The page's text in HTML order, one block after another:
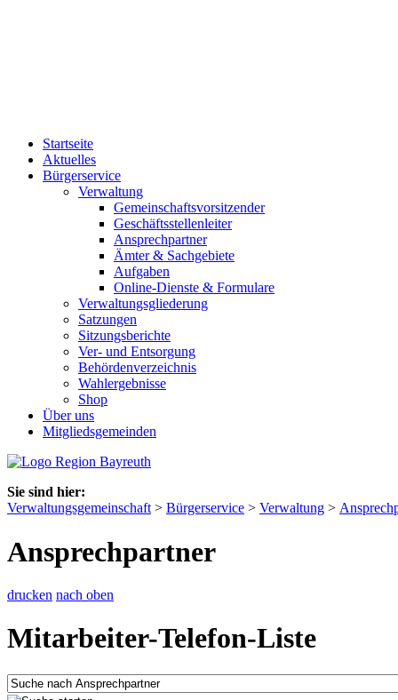
Startseite
Aktuelles
Bürgerservice
Verwaltung
Gemeinschaftsvorsitzender
Geschäftsstellenleiter
Ansprechpartner
Ämter & Sachgebiete
Aufgaben
Online-Dienste & Formulare
Verwaltungsgliederung
Satzungen
Sitzungsberichte
Ver- und Entsorgung
Behördenverzeichnis
Wahlergebnisse
Shop
Über uns
Mitgliedsgemeinden
Sie sind hier:
Verwaltungsgemeinschaft > Bürgerservice > Verwaltung >
Ansprechpartner
drucken nach oben
Mitarbeiter-Telefon-Liste